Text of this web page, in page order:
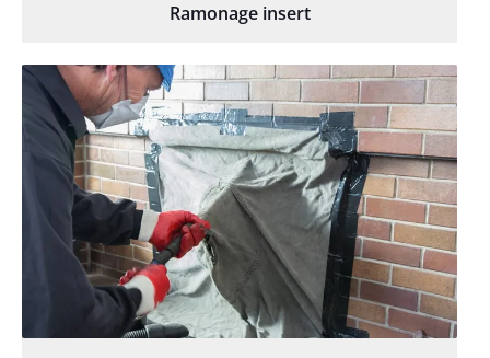
Ramonage insert